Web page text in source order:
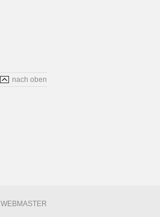
nach oben
WEBMASTER